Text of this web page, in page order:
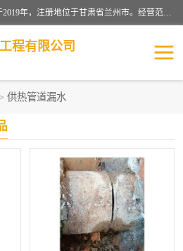
甘肃科探管道工程有限公司成立于2019年，注册地位于甘肃省兰州市。经营范围包括管道安装、清洗、疏通、维修、检测，防水工程，工程钻孔，化粪池清理，暖气安装，给排水管道安装维修，室内外管道如消防、供水、供热管道漏水检测定位，室内外防水堵漏等。
程有限公司
> 供热管道漏水
消防管道漏水
排水管道漏水
管道疏通